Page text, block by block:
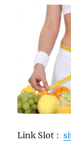
Link Slot :